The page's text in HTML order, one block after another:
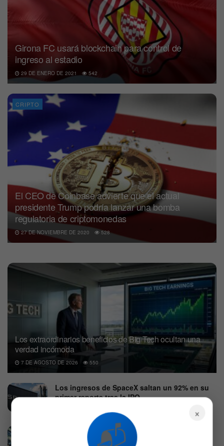
Girona FC usará blockchain para control de
ingreso al estadio
29 DE ENERO DE 2021 542
CRIPTO
El CEO de Coinbase advierte que el actual
presidente Trump podría lanzar una bomba
regulatoria de criptomonedas
27 DE NOVIEMBRE DE 2020 528
Los extraordinarios beneficios de Big Tech ocultan una
verdad incómoda
7 DE AGOSTO DE 2026 550
Los ingresos de SpaceX saltan un 92% en su
primer reporte tras la IPO
Wall Street: Preapertura con farmacéutica,
tecnología y aviación bajo presión
×
📬